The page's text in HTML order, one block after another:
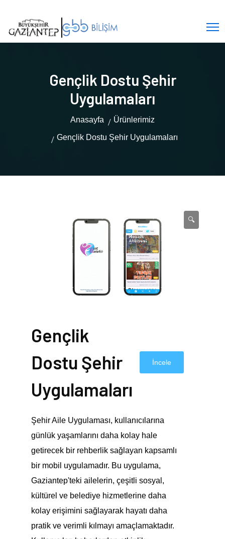
Gençlik Dostu Şehir
Uygulamaları
Anasayfa Ürünlerimiz
Gençlik Dostu Şehir Uygulamaları
🔍
Gençlik
Dostu Şehir
Uygulamaları
İncele
Şehir Aile Uygulaması, kullanıcılarına
günlük yaşamlarını daha kolay hale
getirecek bir rehberlik sağlayan kapsamlı
bir mobil uygulamadır. Bu uygulama,
Gaziantep'teki ailelerin, çeşitli sosyal,
kültürel ve belediye hizmetlerine daha
kolay erişimini sağlayarak hayatı daha
pratik ve verimli kılmayı amaçlamaktadır.